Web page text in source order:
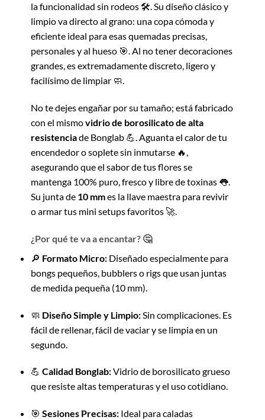
la funcionalidad sin rodeos 🛠️. Su diseño clásico y
limpio va directo al grano: una copa cómoda y
eficiente ideal para esas quemadas precisas,
personales y al hueso 🎯. Al no tener decoraciones
grandes, es extremadamente discreto, ligero y
facilísimo de limpiar 🧼.
No te dejes engañar por su tamaño; está fabricado
con el mismovidrio de borosilicato de alta
resistenciade Bonglab 💪. Aguanta el calor de tu
encendedor o soplete sin inmutarse 🔥,
asegurando que el sabor de tus flores se
mantenga 100% puro, fresco y libre de toxinas 👅.
Su junta de 10 mmes la llave maestra para revivir
o armar tus mini setups favoritos 🚀.
¿Por qué te va a encantar? 🤔
🔎 Formato Micro:Diseñado especialmente para
bongs pequeños, bubblers o rigs que usan juntas
de medida pequeña (10 mm).
🧼 Diseño Simple y Limpio:Sin complicaciones. Es
fácil de rellenar, fácil de vaciar y se limpia en un
segundo.
💪 Calidad Bonglab:Vidrio de borosilicato grueso
que resiste altas temperaturas y el uso cotidiano.
🎯 Sesiones Precisas:Ideal para caladas